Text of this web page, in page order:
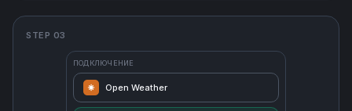
STEP 03
ПОДКЛЮЧЕНИЕ
Open Weather